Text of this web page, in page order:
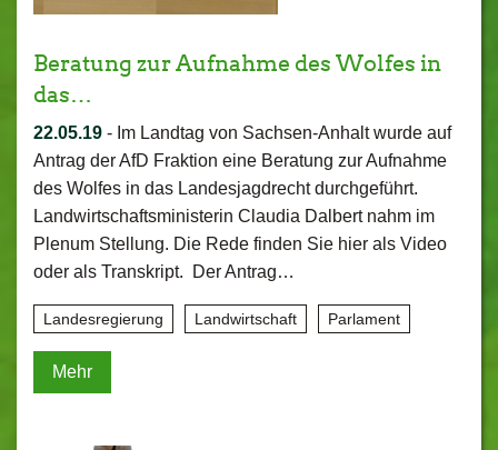
Beratung zur Aufnahme des Wolfes in
das…
22.05.19 - Im Landtag von Sachsen-Anhalt wurde auf
Antrag der AfD Fraktion eine Beratung zur Aufnahme
des Wolfes in das Landesjagdrecht durchgeführt.
Landwirtschaftsministerin Claudia Dalbert nahm im
Plenum Stellung. Die Rede finden Sie hier als Video
oder als Transkript. Der Antrag…
Landesregierung Landwirtschaft Parlament
Mehr